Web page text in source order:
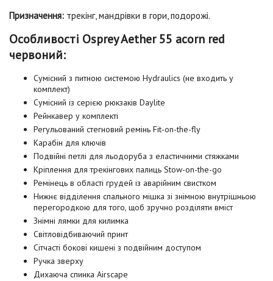
Призначення: трекінг, мандрівки в гори, подорожі.
Особливості Osprey Aether 55 acorn red
червоний:
Сумісний з питною системою Hydraulics (не входить у
комплект)
Сумісний із серією рюкзаків Daylite
Рейнкавер у комплекті
Регульований стегновий ремінь Fit-on-the-fly
Карабін для ключів
Подвійні петлі для льодоруба з еластичними стяжками
Кріплення для трекінгових палиць Stow-on-the-go
Ремінець в області грудей із аварійним свистком
Нижнє відділення спального мішка зі знімною внутрішньою
перегородкою для того, щоб зручно розділяти вміст
Знімні лямки для килимка
Світловідбиваючий принт
Сітчасті бокові кишені з подвійним доступом
Ручка зверху
Дихаюча спинка Airscape